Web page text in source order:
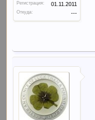
Регистрация: 01.11.2011
Откуда: ---